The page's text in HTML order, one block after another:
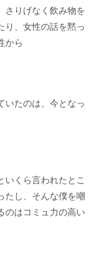
さりげなく飲み物を
り、女性の話を黙っ
から
いたのは、今となっ
いくら言われたとこ
たし、そんな僕を嘲
のはコミュ力の高い